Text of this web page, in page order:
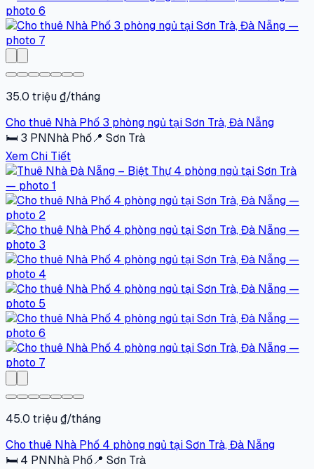
35.0 triệu ₫/tháng
Cho thuê Nhà Phố 3 phòng ngủ tại Sơn Trà, Đà Nẵng
🛏 3 PNNhà Phố📍 Sơn Trà
Xem Chi Tiết
45.0 triệu ₫/tháng
Cho thuê Nhà Phố 4 phòng ngủ tại Sơn Trà, Đà Nẵng
🛏 4 PNNhà Phố📍 Sơn Trà